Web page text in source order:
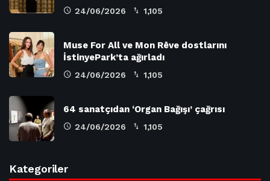
24/06/2026 1,105
Muse For All ve Mon Rêve dostlarını
İstinyePark’ta ağırladı
24/06/2026 1,105
64 sanatçıdan ‘Organ Bağışı’ çağrısı
24/06/2026 1,105
Kategoriler